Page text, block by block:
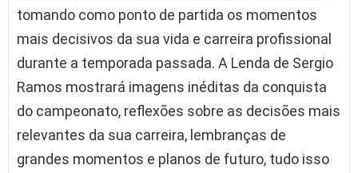
tomando como ponto de partida os momentos
mais decisivos da sua vida e carreira profissional
durante a temporada passada. A Lenda de Sergio
Ramos mostrará imagens inéditas da conquista
do campeonato, reflexões sobre as decisões mais
relevantes da sua carreira, lembranças de
grandes momentos e planos de futuro, tudo isso